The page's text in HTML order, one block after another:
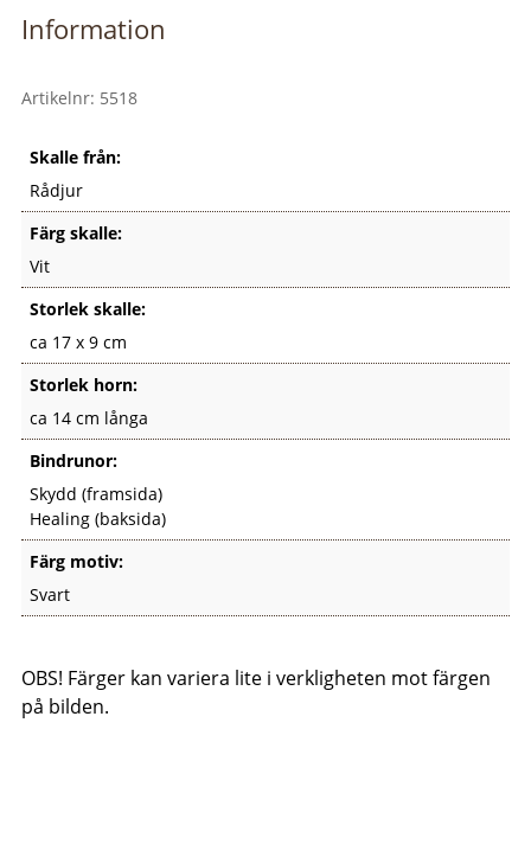
Information
Artikelnr: 5518
Skalle från:
Rådjur
Färg skalle:
Vit
Storlek skalle:
ca 17 x 9 cm
Storlek horn:
ca 14 cm långa
Bindrunor:
Skydd (framsida)
Healing (baksida)
Färg motiv:
Svart
OBS! Färger kan variera lite i verkligheten mot färgen
på bilden.